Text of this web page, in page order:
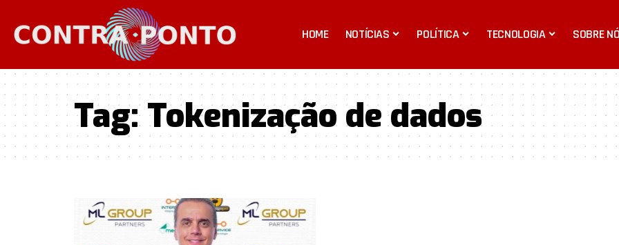
HOME NOTÍCIAS POLÍTICA TECNOLOGIA SOBRE
Tag:Tokenização de dados